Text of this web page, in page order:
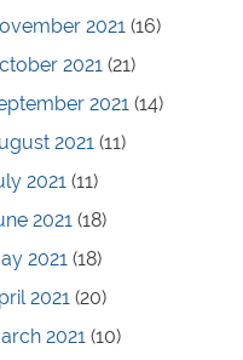
2021 (16)
2021 (21)
2021 (14)
2021 (11)
2021 (11)
2021 (18)
2021 (18)
2021 (20)
2021 (10)